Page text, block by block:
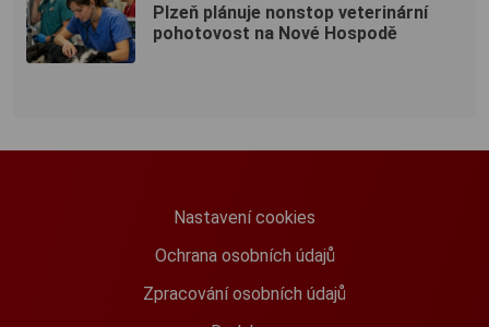
Plzeň plánuje nonstop veterinární
pohotovost na Nové Hospodě
Nastavení cookies
Ochrana osobních údajů
Zpracování osobních údajů